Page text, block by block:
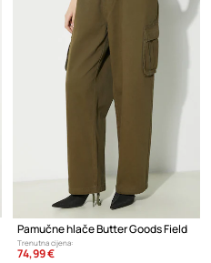
Pamučne hlače Butter Goods Field
Trenutna cijena:
74,99 €